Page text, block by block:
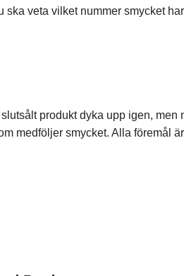
veta vilket nummer smycket
produkt dyka upp igen,
medföljer smycket. Alla föremål